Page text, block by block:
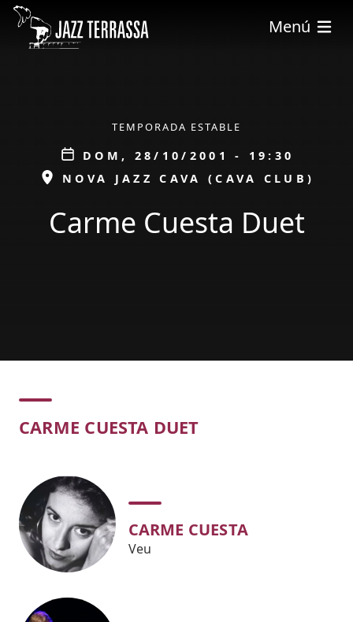
Pasar al contenido principal
Menú
TEMPORADA ESTABLE
Data
DOM, 28/10/2001 - 19:30
ESPAI
NOVA JAZZ CAVA (CAVA CLUB)
Carme Cuesta Duet
Concert
CARME CUESTA DUET
CARME CUESTA
Veu